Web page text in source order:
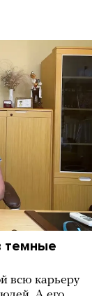
темные
всю карьеру